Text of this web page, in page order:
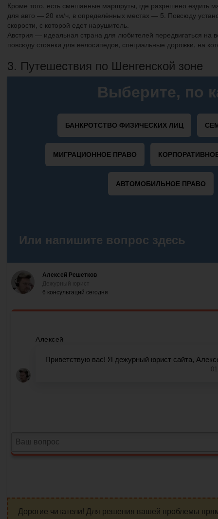
Кроме того, есть смешанные маршруты, где разрешено ездить
для авто — 20 км/ч, в определённых местах — 5. Повсюду
скорости, с которой едет нарушитель.
Австрия — идеальная страна для любителей передвигаться на
повсюду стоянки для велосипедов, специальные дорожки, на
3. Путешествия по Шенгенской зоне
Дорогие читатели! Для решения вашей проблемы